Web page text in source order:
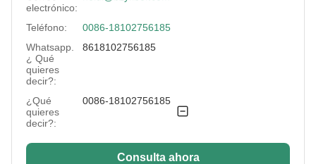
Siliconized/Non-
Silicified:
no silicificado
electrónico:
Teléfono:
0086-18102756185
Whatsapp.
¿ Qué
quieres
decir?:
8618102756185
¿Qué
quieres
decir?:
0086-18102756185
Consulta ahora